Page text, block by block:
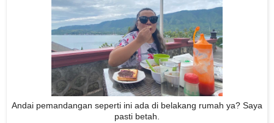
Andai pemandangan seperti ini ada di belakang rumah ya? Saya
pasti betah.